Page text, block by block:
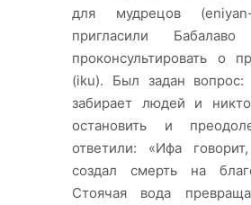
для мудрецов
пригласили
проконсультировать о
(iku). Был задан
забирает людей и
остановить и
ответили: «Ифа
создал смерть на
Стоячая вода